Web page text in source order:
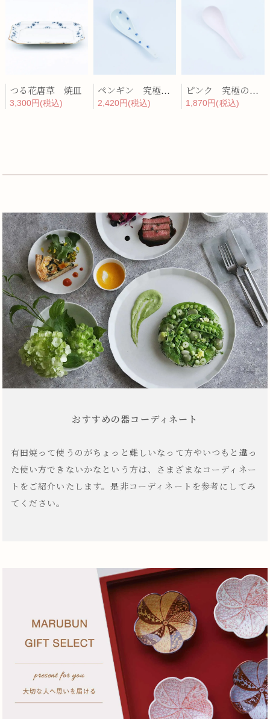
つる花唐草 焼皿
3,300円(税込)
ペンギン 究極のレンゲ
2,420円(税込)
ピンク 究極のレンゲ
1,870円(税込)
おすすめの器コーディネート
有田焼って使うのがちょっと難しいなって方やいつもと違っ
た使い方できないかなという方は、さまざまなコーディネー
トをご紹介いたします。是非コーディネートを参考にしてみ
てください。